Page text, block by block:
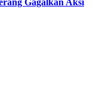
Gagalkan Aksi